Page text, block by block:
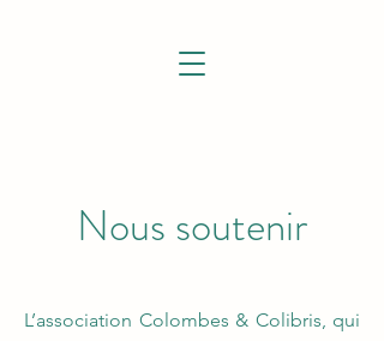
Nous soutenir
L’association Colombes & Colibris, qui